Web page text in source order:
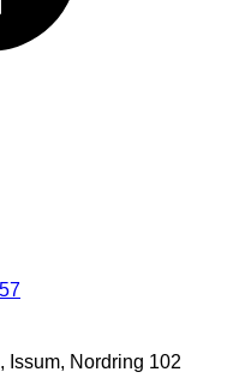
Issum, Nordring 102